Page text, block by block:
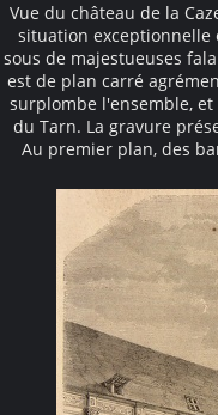
Vue du château de la
situation exceptionnelle
sous de majestueuses
est de plan carré
surplombe l'ensemble,
du Tarn. La gravure
Au premier plan, des